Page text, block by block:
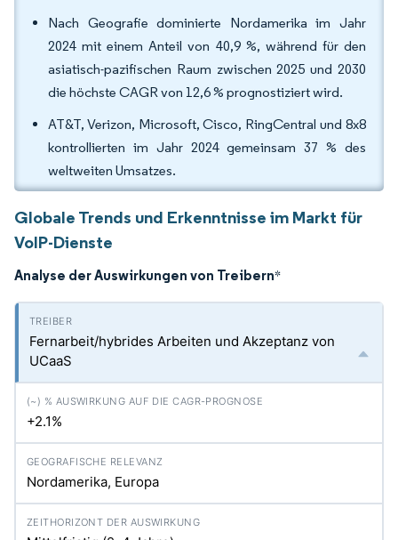
Nach Geografie dominierte Nordamerika im Jahr
2024 mit einem Anteil von 40,9 %, während für den
asiatisch-pazifischen Raum zwischen 2025 und 2030
die höchste CAGR von 12,6 % prognostiziert wird.
AT&T, Verizon, Microsoft, Cisco, RingCentral und 8x8
kontrollierten im Jahr 2024 gemeinsam 37 % des
weltweiten Umsatzes.
Globale Trends und Erkenntnisse im Markt für
VoIP-Dienste
Analyse der Auswirkungen von Treibern*
Fernarbeit/hybrides Arbeiten und Akzeptanz von
UCaaS
+2.1%
Nordamerika, Europa